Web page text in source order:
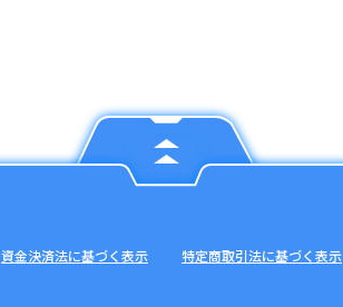
資金決済法に基づく表示 特定商取引法に基づく表示